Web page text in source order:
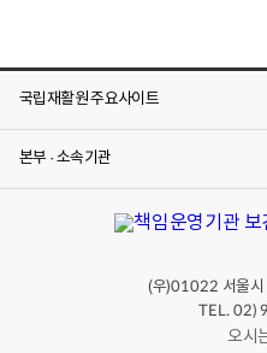
국립재활원 주요사이트
본부 · 소속기관
(우)01022 서울
TEL. 02)
오시